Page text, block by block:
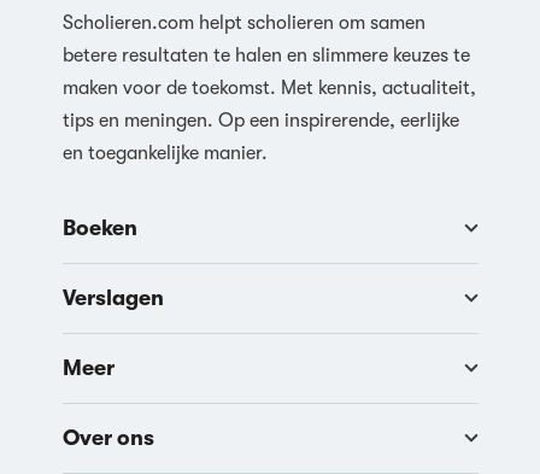
Scholieren.com helpt scholieren om samen
betere resultaten te halen en slimmere keuzes te
maken voor de toekomst. Met kennis, actualiteit,
tips en meningen. Op een inspirerende, eerlijke
en toegankelijke manier.
Boeken
Verslagen
Meer
Over ons